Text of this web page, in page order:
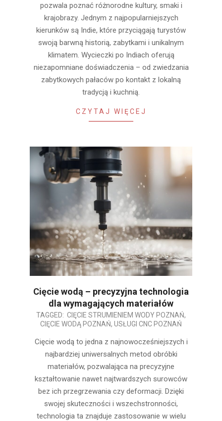
pozwala poznać różnorodne kultury, smaki i
krajobrazy. Jednym z najpopularniejszych
kierunków są Indie, które przyciągają turystów
swoją barwną historią, zabytkami i unikalnym
klimatem. Wycieczki po Indiach oferują
niezapomniane doświadczenia – od zwiedzania
zabytkowych pałaców po kontakt z lokalną
tradycją i kuchnią.
CZYTAJ WIĘCEJ
Cięcie wodą – precyzyjna technologia
dla wymagających materiałów
2025-
25
TAGGED: CIĘCIE STRUMIENIEM WODY POZNAŃ,
CIĘCIE WODĄ POZNAŃ, USŁUGI CNC POZNAŃ
Cięcie wodą to jedna z najnowocześniejszych i
najbardziej uniwersalnych metod obróbki
materiałów, pozwalająca na precyzyjne
kształtowanie nawet najtwardszych surowców
bez ich przegrzewania czy deformacji. Dzięki
swojej skuteczności i wszechstronności,
technologia ta znajduje zastosowanie w wielu